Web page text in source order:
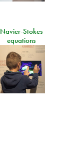
Navier-Stokes
equations